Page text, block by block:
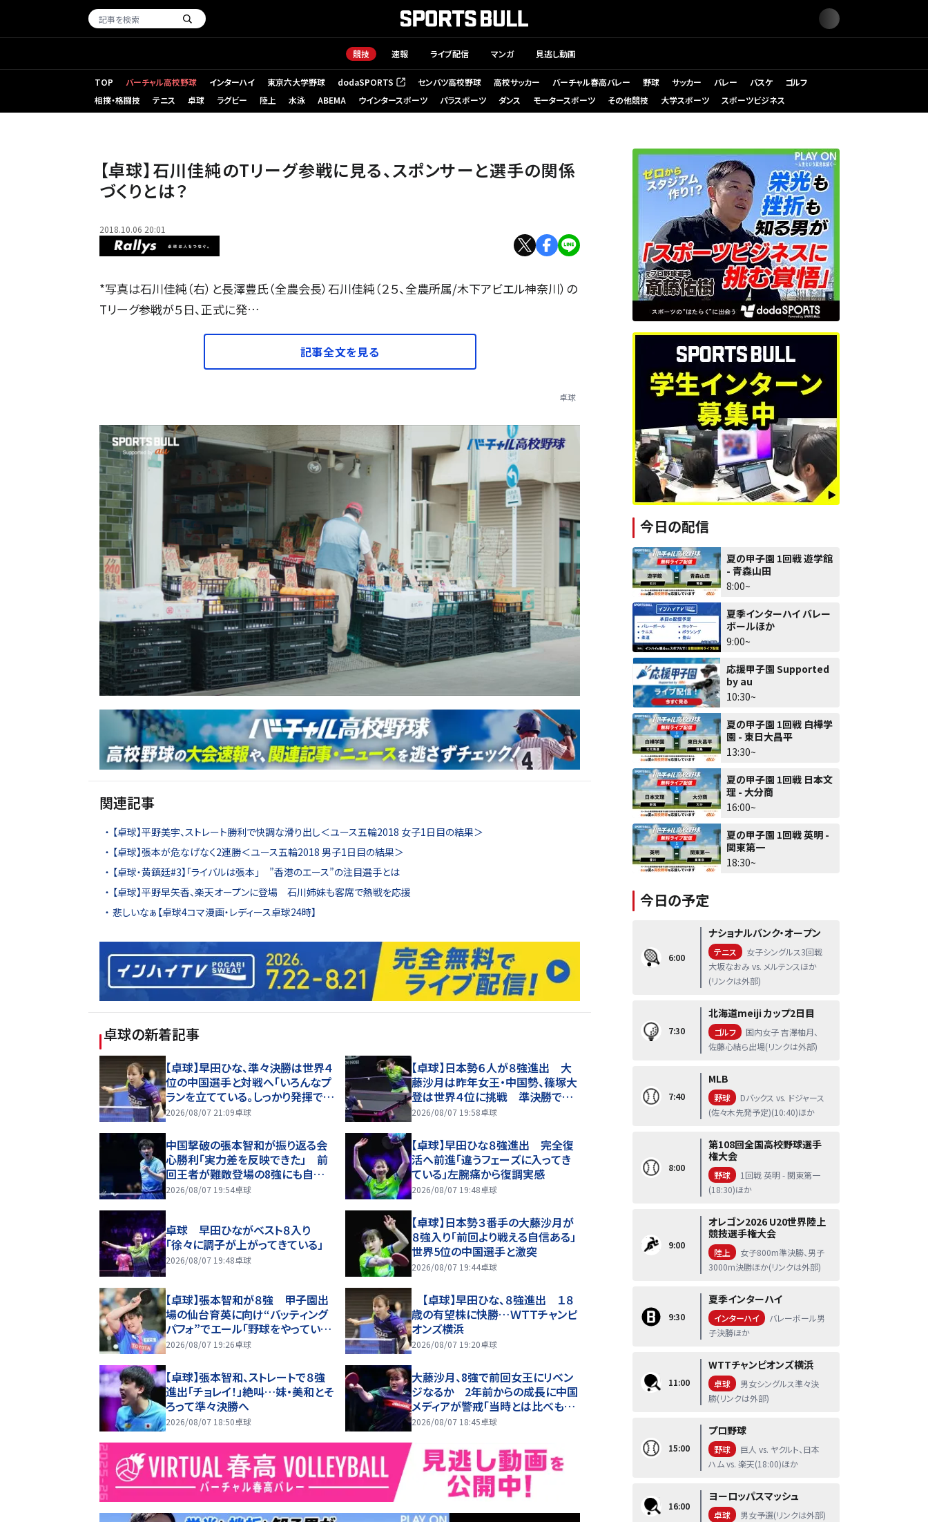
競技 速報 ライブ配信 マンガ 見逃し動画
TOP バーチャル高校野球 インターハイ 東京六大学野球 dodaSPORTS
（新しいタブで開く） センバツ高校野球 高校サッカー バーチャル春高バレー 野球 サッカー バレー バスケ
ゴルフ
相撲・格闘技
テニス 卓球 ラグビー 陸上 水泳 ABEMA ウインタースポーツ パラスポーツ ダンス モータースポーツ その他競技 大学スポーツ スポーツビジネス
【卓球】石川佳純のTリーグ参戦に見る、スポンサーと選手の関係
づくりとは？
2018.10.06 20:01
*写真は石川佳純（右）と長澤豊氏（全農会長）石川佳純（２５、全農所属/木下アビエル神奈川）の
Tリーグ参戦が５日、正式に発…
記事全文を見る
卓球
関連記事
【卓球】平野美宇、ストレート勝利で快調な滑り出し＜ユース五輪2018 女子1日目の結果＞
【卓球】張本が危なげなく2連勝＜ユース五輪2018 男子1日目の結果＞
【卓球・黄鎮廷#3】「ライバルは張本」 ”香港のエース”の注目選手とは
【卓球】平野早矢香、楽天オープンに登場 石川姉妹も客席で熱戦を応援
悲しいなぁ【卓球4コマ漫画・レディース卓球24時】
卓球の新着記事
【卓球】早田ひな、準々決勝は世界４
位の中国選手と対戦へ「いろんなプ
ランを立てている。しっかり発揮でき
れば」…ＷＴＴチャンピオンズ横浜
2026/08/07 21:09卓球
【卓球】日本勢６人が８強進出 大
藤沙月は昨年女王・中国勢、篠塚大
登は世界４位に挑戦 準決勝で張
本智和ＶＳ松島輝空が実現なるか
2026/08/07 19:58卓球
中国撃破の張本智和が振り返る会
心勝利「実力差を反映できた」 前
回王者が難敵登場の8強にも自信
「戦術をどう使うか」【WTTチャンピ
2026/08/07 19:54卓球
【卓球】早田ひな８強進出 完全復
活へ前進「違うフェーズに入ってき
ている」左腕痛から復調実感
2026/08/07 19:48卓球
卓球 早田ひながベスト８入り
「徐々に調子が上がってきている」
2026/08/07 19:48卓球
【卓球】日本勢３番手の大藤沙月が
８強入り「前回より戦える自信ある」
世界5位の中国選手と激突
2026/08/07 19:44卓球
【卓球】張本智和が８強 甲子園出
場の仙台育英に向け“バッティング
パフォ”でエール「野球をやっていた
ら入りたかった」
2026/08/07 19:26卓球
【卓球】早田ひな、８強進出 １８
歳の有望株に快勝…ＷＴＴチャンピ
オンズ横浜
2026/08/07 19:20卓球
【卓球】張本智和、ストレートで８強
進出「チョレイ！」絶叫…妹・美和とそ
ろって準々決勝へ
2026/08/07 18:50卓球
大藤沙月、8強で前回女王にリベン
ジなるか 2年前からの成長に中国
メディアが警戒「当時とは比べもの
にならない」「今大会で初めての真
2026/08/07 18:45卓球
今日の配信
夏の甲子園 1回戦 遊学館
- 青森山田
8:00~
夏季インターハイ バレー
ボールほか
9:00~
応援甲子園 Supported
by au
10:30~
夏の甲子園 1回戦 白樺学
園 - 東日大昌平
13:30~
夏の甲子園 1回戦 日本文
理 - 大分商
16:00~
夏の甲子園 1回戦 英明 -
関東第一
18:30~
今日の予定
6:00
ナショナルバンク・オープン
テニス
女子シングルス3回戦
大坂なおみ vs. メルテンスほか
(リンクは外部)
7:30
北海道meiji カップ2日目
ゴルフ
国内女子 吉澤柚月、
佐藤心結ら出場(リンクは外部)
7:40
MLB
野球
Dバックス vs. ドジャース
(佐々木先発予定)(10:40)ほか
8:00
第108回全国高校野球選手
権大会
野球
1回戦 英明 - 関東第一
(18:30)ほか
9:00
オレゴン2026 U20世界陸上
競技選手権大会
陸上
女子800m準決勝、男子
3000m決勝ほか(リンクは外部)
9:30
夏季インターハイ
インターハイ
バレーボール男
子決勝ほか
11:00
WTTチャンピオンズ横浜
卓球
男女シングルス準々決
勝(リンクは外部)
15:00
プロ野球
野球
巨人 vs. ヤクルト、日本
ハム vs. 楽天(18:00)ほか
16:00
ヨーロッパスマッシュ
卓球 男女予選(リンクは外部)